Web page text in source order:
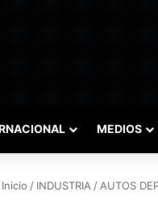
MEDIOS
Inicio / INDUSTRIA / AUTOS